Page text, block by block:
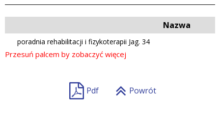
Nazwa
poradnia rehabilitacji i fizykoterapii Jag. 34
Pdf Powrót